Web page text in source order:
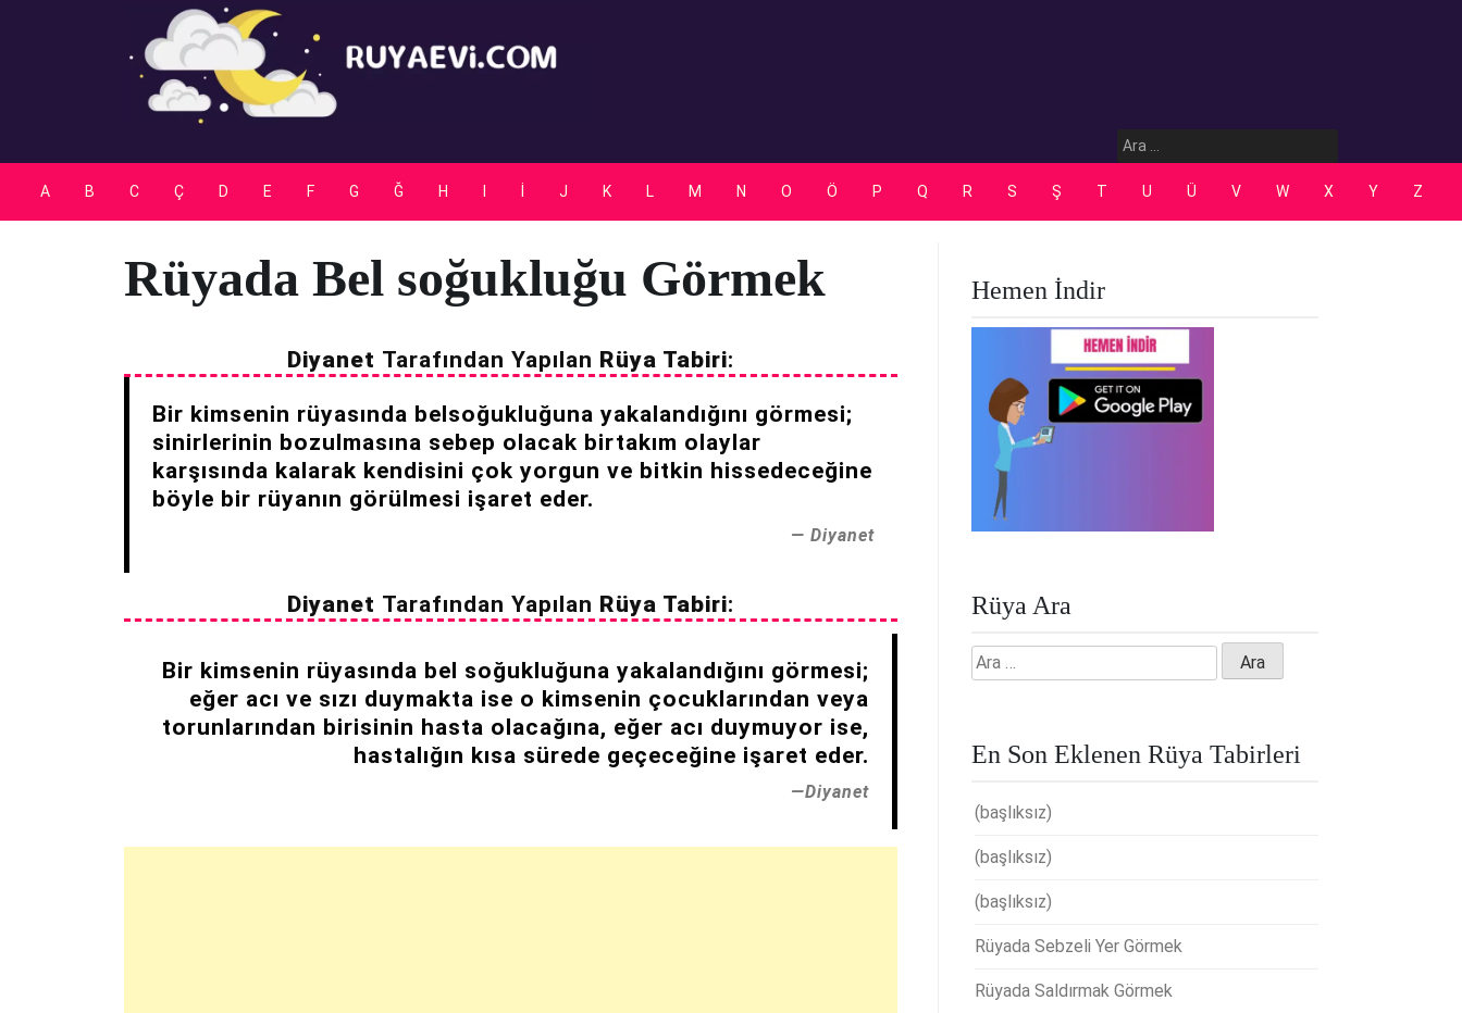
Rüya Tabirleri
Arama:
A B C Ç D E F G Ğ H J K L M N O Ö P Q R S Ş T U Ü V W X Y Z
Rüyada Bel soğukluğu Görmek
Diyanet Tarafından Yapılan Rüya Tabiri:
Bir kimsenin rüyasında belsoğukluğuna yakalandığını görmesi;
sinirlerinin bozulmasına sebep olacak birtakım olaylar
karşısında kalarak kendisini çok yorgun ve bitkin hissedeceğine
böyle bir rüyanın görülmesi işaret eder.
Diyanet
Diyanet Tarafından Yapılan Rüya Tabiri:
Bir kimsenin rüyasında bel soğukluğuna yakalandığını görmesi;
eğer acı ve sızı duymakta ise o kimsenin çocuklarından veya
torunlarından birisinin hasta olacağına, eğer acı duymuyor ise,
hastalığın kısa sürede geçeceğine işaret eder.
Diyanet
Hemen İndir
Rüya Ara
Arama:
En Son Eklenen Rüya Tabirleri
(başlıksız)
(başlıksız)
(başlıksız)
Rüyada Sebzeli Yer Görmek
Rüyada Saldırmak Görmek